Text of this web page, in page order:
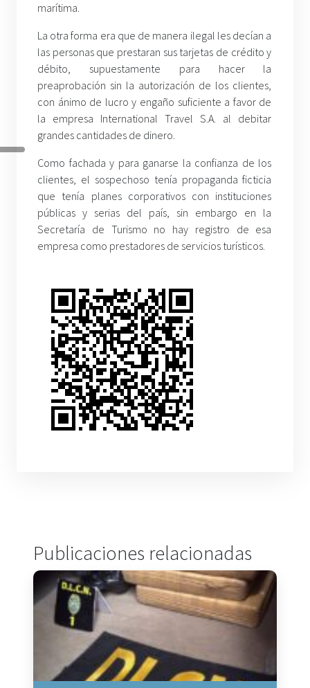
marítima.
La otra forma era que de manera ilegal les decían a
las personas que prestaran sus tarjetas de crédito y
débito, supuestamente para hacer la
preaprobación sin la autorización de los clientes,
con ánimo de lucro y engaño suficiente a favor de
la empresa International Travel S.A. al debitar
grandes cantidades de dinero.
Como fachada y para ganarse la confianza de los
clientes, el sospechoso tenía propaganda ficticia
que tenía planes corporativos con instituciones
públicas y serias del país, sin embargo en la
Secretaría de Turismo no hay registro de esa
empresa como prestadores de servicios turísticos.
Publicaciones relacionadas